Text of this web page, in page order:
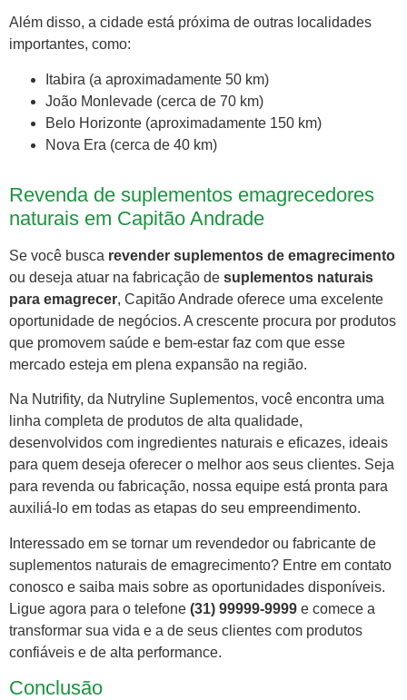
Além disso, a cidade está próxima de outras localidades
importantes, como:
Itabira (a aproximadamente 50 km)
João Monlevade (cerca de 70 km)
Belo Horizonte (aproximadamente 150 km)
Nova Era (cerca de 40 km)
Revenda de suplementos emagrecedores
naturais em Capitão Andrade
Se você busca revender suplementos de emagrecimento
ou deseja atuar na fabricação de suplementos naturais
para emagrecer, Capitão Andrade oferece uma excelente
oportunidade de negócios. A crescente procura por produtos
que promovem saúde e bem-estar faz com que esse
mercado esteja em plena expansão na região.
Na Nutrifity, da Nutryline Suplementos, você encontra uma
linha completa de produtos de alta qualidade,
desenvolvidos com ingredientes naturais e eficazes, ideais
para quem deseja oferecer o melhor aos seus clientes. Seja
para revenda ou fabricação, nossa equipe está pronta para
auxiliá-lo em todas as etapas do seu empreendimento.
Interessado em se tornar um revendedor ou fabricante de
suplementos naturais de emagrecimento? Entre em contato
conosco e saiba mais sobre as oportunidades disponíveis.
Ligue agora para o telefone (31) 99999-9999 e comece a
transformar sua vida e a de seus clientes com produtos
confiáveis e de alta performance.
Conclusão